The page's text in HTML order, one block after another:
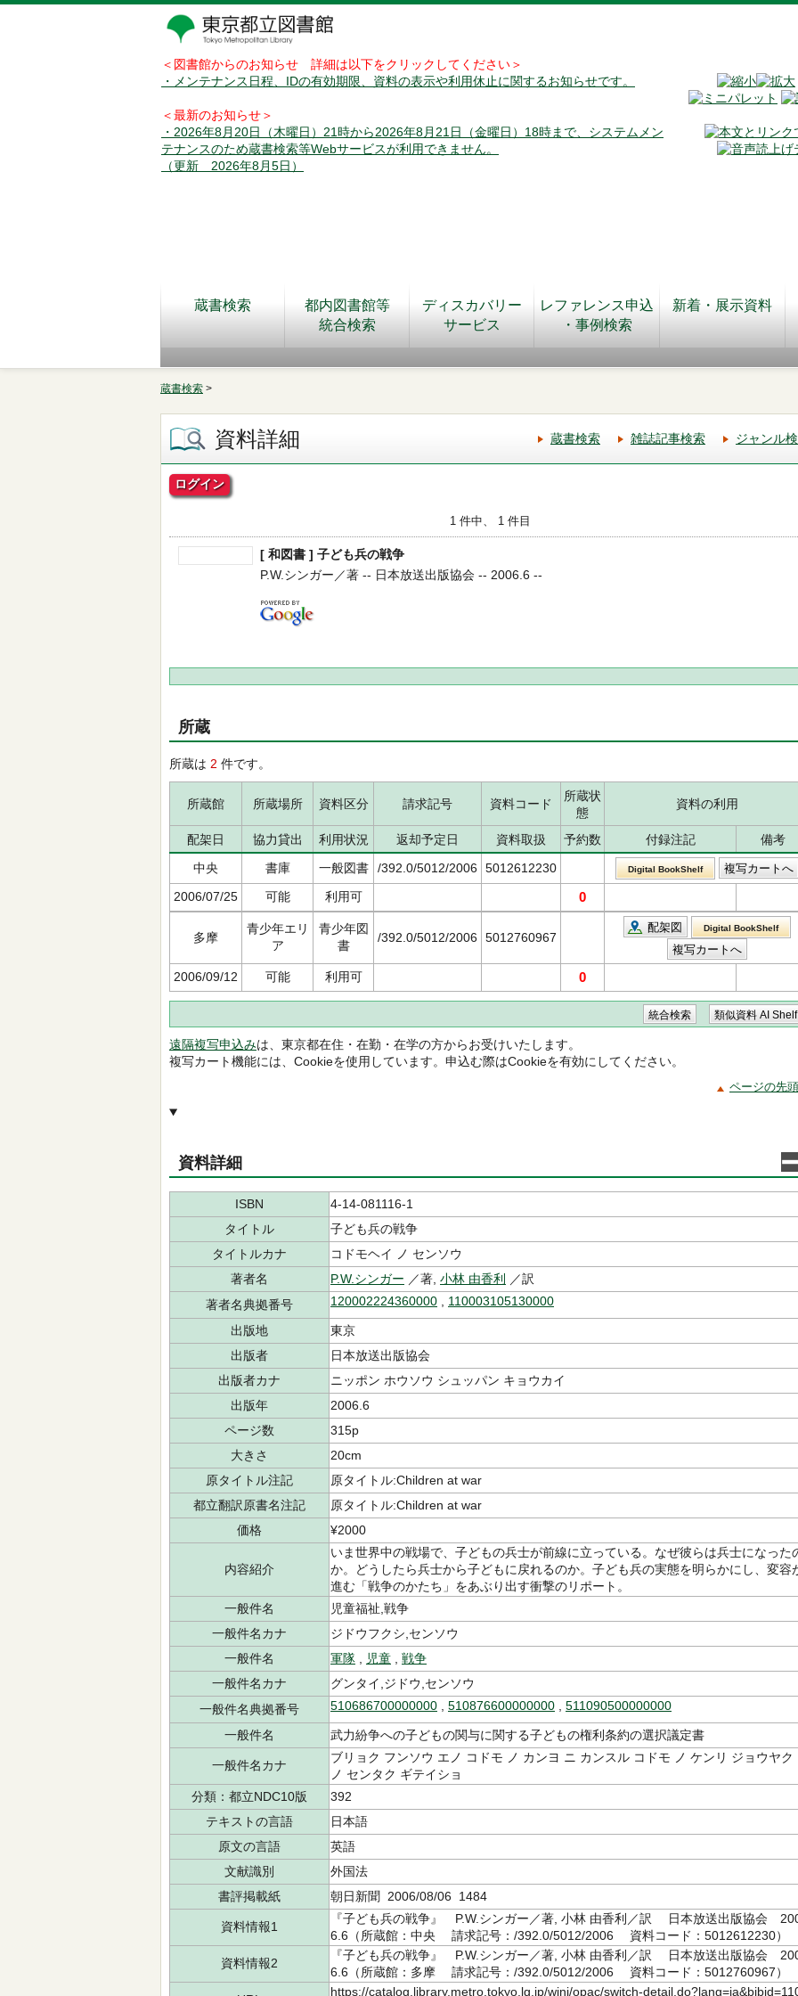
＜図書館からのお知らせ 詳細は以下をクリックしてください＞
・メンテナンス日程、IDの有効期限、資料の表示や利用休止に関するお知らせです。
＜最新のお知らせ＞
・2026年8月20日（木曜日）21時から2026年8月21日（金曜日）18時まで、システムメン
テナンスのため蔵書検索等Webサービスが利用できません。
（更新 2026年8月5日）
蔵書検索
都内図書館等
統合検索
ディスカバリー
サービス
レファレンス申込
・事例検索
新着・展示資料
蔵書検索 >
資料詳細 蔵書検索 雑誌記事検索 ジャンル
ログイン
1 件中、 1 件目
[ 和図書 ] 子ども兵の戦争
P.W.シンガー／著 -- 日本放送出版協会 -- 2006.6 --
所蔵
所蔵は 2 件です。
所蔵館 所蔵場所 資料区分 請求記号 資料コード
所蔵状
態
資料の利用
配架日 協力貸出 利用状況 返却予定日 資料取扱 予約数 付録注記
備考
中央
書庫 一般図書 /392.0/5012/2006 5012612230 Digital BookShelf
2006/07/25 可能 利用可 0
多摩
青少年エリ
ア
青少年図
書
/392.0/5012/2006 5012760967
配架図 Digital BookShelf
2006/09/12 可能 利用可 0
遠隔複写申込みは、東京都在住・在勤・在学の方からお受けいたします。
複写カート機能には、Cookieを使用しています。申込む際はCookieを有効にしてください。
ページの先
資料詳細
ISBN
4-14-081116-1
タイトル
子ども兵の戦争
タイトルカナ
コドモヘイ ノ センソウ
著者名
P.W.シンガー ／著, 小林 由香利
／訳
著者名典拠番号
120002224360000 110003105130000
出版地
東京
出版者
日本放送出版協会
出版者カナ
ニッポン ホウソウ シュッパン キョウカイ
出版年
2006.6
ページ数
315p
大きさ
20cm
原タイトル注記
原タイトル:Children at war
都立翻訳原書名注記
原タイトル:Children at war
価格
¥2000
内容紹介
いま世界中の戦場で、子どもの兵士が前線に立っている。なぜ彼らは兵士になった
か。どうしたら兵士から子どもに戻れるのか。子ども兵の実態を明らかにし、変容
進む「戦争のかたち」をあぶり出す衝撃のリポート。
一般件名
児童福祉,戦争
一般件名カナ
ジドウフクシ,センソウ
一般件名
軍隊 児童
戦争
一般件名カナ
グンタイ,ジドウ,センソウ
一般件名典拠番号
510686700000000 510876600000000 511090500000000
一般件名 武力紛争への子どもの関与に関する子どもの権利条約の選択議定書
一般件名カナ
ブリョク フンソウ エノ コドモ ノ カンヨ ニ カンスル コドモ ノ ケンリ ジョウヤク
ノ センタク ギテイショ
分類：都立NDC10版
392
テキストの言語
日本語
原文の言語
英語
文献識別
外国法
書評掲載紙
朝日新聞 2006/08/06 1484
資料情報1
『子ども兵の戦争』 P.W.シンガー／著, 小林 由香利／訳 日本放送出版協会
6.6（所蔵館：中央 請求記号：/392.0/5012/2006 資料コード：5012612230）
資料情報2
『子ども兵の戦争』 P.W.シンガー／著, 小林 由香利／訳 日本放送出版協会
6.6（所蔵館：多摩 請求記号：/392.0/5012/2006 資料コード：5012760967）
https://catalog.library.metro.tokyo.lg.jp/winj/opac/switch-